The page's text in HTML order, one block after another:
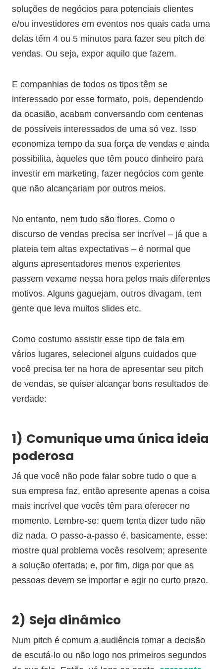
soluções de negócios para potenciais clientes
e/ou investidores em eventos nos quais cada uma
delas têm 4 ou 5 minutos para fazer seu pitch de
vendas. Ou seja, expor aquilo que fazem.
E companhias de todos os tipos têm se
interessado por esse formato, pois, dependendo
da ocasião, acabam conversando com centenas
de possíveis interessados de uma só vez. Isso
economiza tempo da sua força de vendas e ainda
possibilita, àqueles que têm pouco dinheiro para
investir em marketing, fazer negócios com gente
que não alcançariam por outros meios.
No entanto, nem tudo são flores. Como o
discurso de vendas precisa ser incrível – já que a
plateia tem altas expectativas – é normal que
alguns apresentadores menos experientes
passem vexame nessa hora pelos mais diferentes
motivos. Alguns gaguejam, outros divagam, tem
gente que leva muitos slides etc.
Como costumo assistir esse tipo de fala em
vários lugares, selecionei alguns cuidados que
você precisa ter na hora de apresentar seu pitch
de vendas, se quiser alcançar bons resultados de
verdade:
1) Comunique uma única ideia
poderosa
Já que você não pode falar sobre tudo o que a
sua empresa faz, então apresente apenas a coisa
mais incrível que vocês têm para oferecer no
momento. Lembre-se: quem tenta dizer tudo não
diz nada. O passo-a-passo é, basicamente, esse:
mostre qual problema vocês resolvem; apresente
a solução ofertada; e, por fim, diga por que as
pessoas devem se importar e agir no curto prazo.
2) Seja dinâmico
Num pitch é comum a audiência tomar a decisão
de escutá-lo ou não logo nos primeiros segundos